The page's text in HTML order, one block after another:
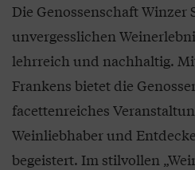
Die Genossenschaft Winzer
unvergesslichen
lehrreich und nachhaltig.
Frankens bietet die
facettenreiches
Weinliebhaber und
begeistert. Im stilvollen